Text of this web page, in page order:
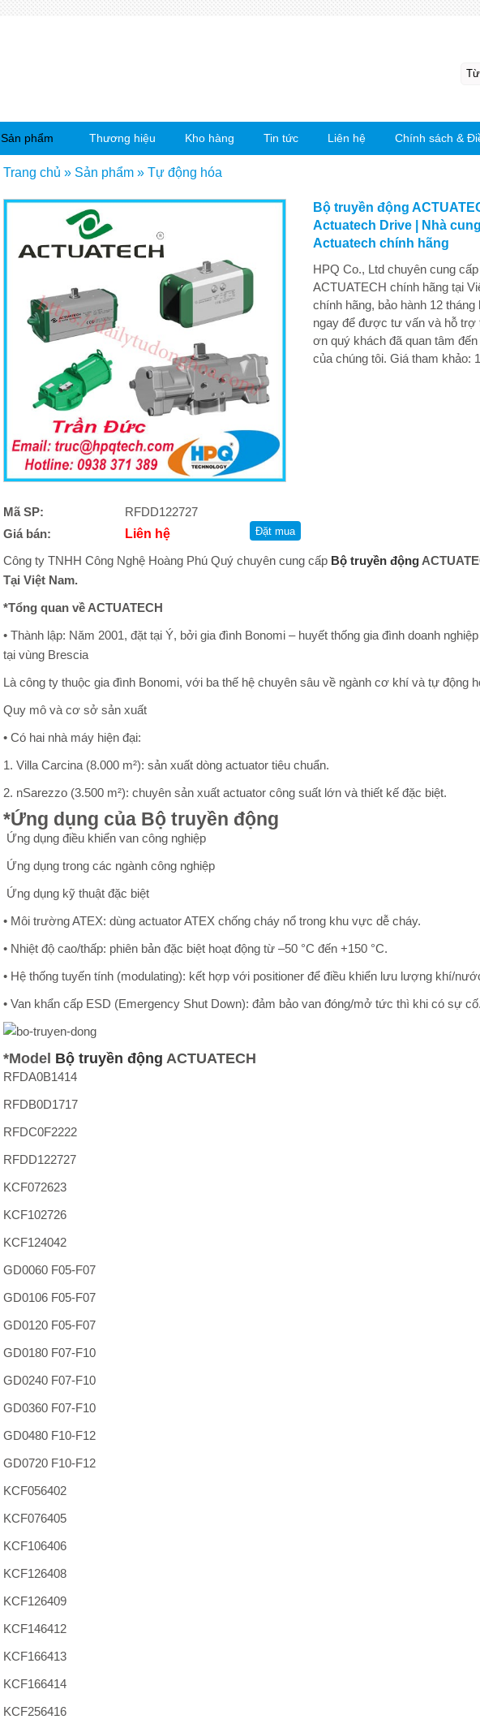
Bộ truyền động
Actuatech Drive | Nhà
Actuatech chính hãng
HPQ Co., Ltd chuyên cung
ACTUATECH chính hãng tại
chính hãng, bảo hành 12 tháng
ngay để được tư vấn và hỗ trợ
ơn quý khách đã quan tâm
của chúng tôi. Giá tham khảo:
Mã SP:
RFDD122727
Giá bán:
Liên hệ
Công ty TNHH Công Nghệ Hoàng Phú Quý chuyên cung cấp Bộ truyền động
Tại Việt Nam.
*Tổng quan về ACTUATECH
• Thành lập: Năm 2001, đặt tại Ý, bởi gia đình Bonomi – huyết thống gia đình doanh
tại vùng Brescia
Là công ty thuộc gia đình Bonomi, với ba thế hệ chuyên sâu về ngành cơ khí và tự động
Quy mô và cơ sở sản xuất
• Có hai nhà máy hiện đại:
1. Villa Carcina (8.000 m²): sản xuất dòng actuator tiêu chuẩn.
2. nSarezzo (3.500 m²): chuyên sản xuất actuator công suất lớn và thiết kế đặc biệt.
*Ứng dụng của Bộ truyền động
Ứng dụng điều khiển van công nghiệp
Ứng dụng trong các ngành công nghiệp
Ứng dụng kỹ thuật đặc biệt
• Môi trường ATEX: dùng actuator ATEX chống cháy nổ trong khu vực dễ cháy.
• Nhiệt độ cao/thấp: phiên bản đặc biệt hoạt động từ –50 °C đến +150 °C.
• Hệ thống tuyến tính (modulating): kết hợp với positioner để điều khiển lưu lượng khí/
• Van khẩn cấp ESD (Emergency Shut Down): đảm bảo van đóng/mở tức thì khi có sự cố.
*Model Bộ truyền độngACTUATECH
RFDA0B1414
RFDB0D1717
RFDC0F2222
RFDD122727
KCF072623
KCF102726
KCF124042
GD0060 F05-F07
GD0106 F05-F07
GD0120 F05-F07
GD0180 F07-F10
GD0240 F07-F10
GD0360 F07-F10
GD0480 F10-F12
GD0720 F10-F12
KCF056402
KCF076405
KCF106406
KCF126408
KCF126409
KCF146412
KCF166413
KCF166414
KCF256416
Trang chủ » Sản phẩm »Tự động hóa
Sản phẩm Thương hiệu Kho hàng Tin tức Liên hệ Chính sách &